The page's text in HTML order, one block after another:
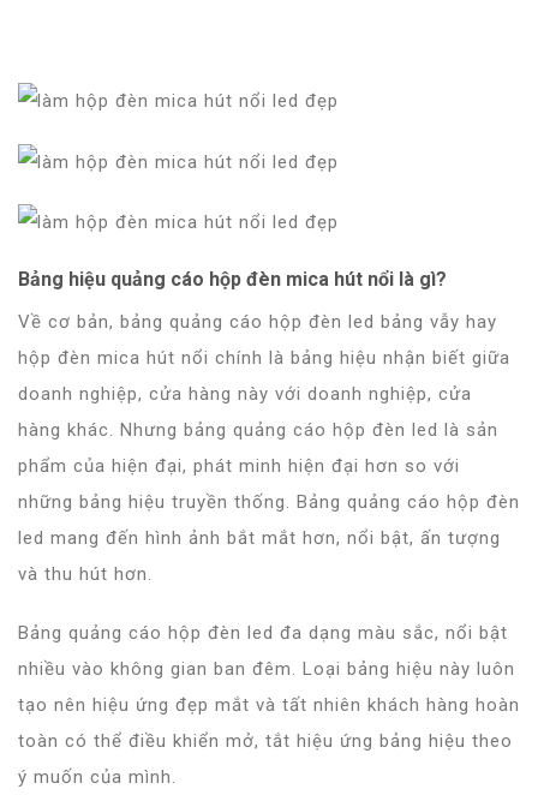
Bảng hiệu quảng cáo hộp đèn mica hút nổi là gì?
Về cơ bản, bảng quảng cáo hộp đèn led bảng vẫy hay
hộp đèn mica hút nổi chính là bảng hiệu nhận biết giữa
doanh nghiệp, cửa hàng này với doanh nghiệp, cửa
hàng khác. Nhưng bảng quảng cáo hộp đèn led là sản
phẩm của hiện đại, phát minh hiện đại hơn so với
những bảng hiệu truyền thống. Bảng quảng cáo hộp đèn
led mang đến hình ảnh bắt mắt hơn, nổi bật, ấn tượng
và thu hút hơn.
Bảng quảng cáo hộp đèn led đa dạng màu sắc, nổi bật
nhiều vào không gian ban đêm. Loại bảng hiệu này luôn
tạo nên hiệu ứng đẹp mắt và tất nhiên khách hàng hoàn
toàn có thể điều khiển mở, tắt hiệu ứng bảng hiệu theo
ý muốn của mình.